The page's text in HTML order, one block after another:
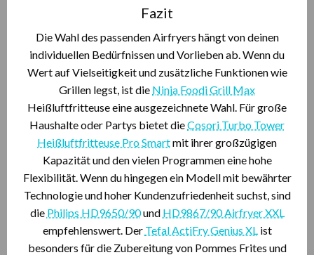
Fazit
Die Wahl des passenden Airfryers hängt von deinen
individuellen Bedürfnissen und Vorlieben ab. Wenn du
Wert auf Vielseitigkeit und zusätzliche Funktionen wie
Grillen legst, ist die Ninja Foodi Grill Max
Heißluftfritteuse eine ausgezeichnete Wahl. Für große
Haushalte oder Partys bietet dieCosori Turbo Tower
Heißluftfritteuse Pro Smartmit ihrer großzügigen
Kapazität und den vielen Programmen eine hohe
Flexibilität. Wenn du hingegen ein Modell mit bewährter
Technologie und hoher Kundenzufriedenheit suchst, sind
die Philips HD9650/90und HD9867/90 Airfryer XXL
empfehlenswert. Der Tefal ActiFry Genius XList
besonders für die Zubereitung von Pommes Frites und